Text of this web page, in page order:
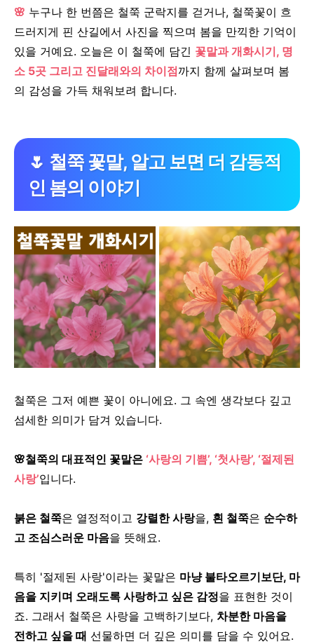
🌸 누구나 한 번쯤은 철쭉 군락지를 걷거나, 철쭉꽃이 흐
드러지게 핀 산길에서 사진을 찍으며 봄을 만끽한 기억이
있을 거예요. 오늘은 이 철쭉에 담긴 꽃말과 개화시기, 명
소 5곳 그리고 진달래와의 차이점까지 함께 살펴보며 봄
의 감성을 가득 채워보려 합니다.
🌷 철쭉 꽃말, 알고 보면 더 감동적
인 봄의 이야기
철쭉은 그저 예쁜 꽃이 아니에요. 그 속엔 생각보다 깊고
섬세한 의미가 담겨 있습니다.
🌸철쭉의 대표적인 꽃말은 ‘사랑의 기쁨’, ‘첫사랑’, ‘절제된
사랑’입니다.
붉은 철쭉은 열정적이고 강렬한 사랑을, 흰 철쭉은 순수하
고 조심스러운 마음을 뜻해요.
특히 '절제된 사랑'이라는 꽃말은 마냥 불타오르기보단, 마
음을 지키며 오래도록 사랑하고 싶은 감정을 표현한 것이
죠. 그래서 철쭉은 사랑을 고백하기보다, 차분한 마음을
전하고 싶을 때 선물하면 더 깊은 의미를 담을 수 있어요.